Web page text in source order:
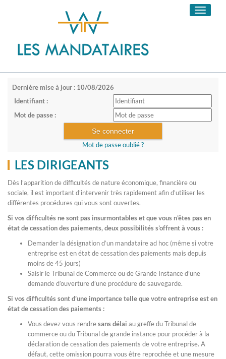
Toggle
Dernière mise à jour : 10/08/2026
Identifiant :
Mot de passe :
Mot de passe oublié ?
LES DIRIGEANTS
Dès l’apparition de difficultés de nature économique, financière ou
sociale, il est important d’intervenir très rapidement afin d’utiliser les
différentes procédures qui vous sont ouvertes.
Si vos difficultés ne sont pas insurmontables et que vous n’êtes pas en
état de cessation des paiements, deux possibilités s’offrent à vous :
Demander la désignation d’un mandataire ad hoc (même si votre
entreprise est en état de cessation des paiements mais depuis
moins de 45 jours)
Saisir le Tribunal de Commerce ou de Grande Instance d’une
demande d’ouverture d’une procédure de sauvegarde.
Si vos difficultés sont d’une importance telle que votre entreprise est en
état de cessation des paiements :
Vous devez vous rendresans délai au greffe du Tribunal de
commerce ou du Tribunal de grande instance pour procéder à la
déclaration de cessation des paiements de votre entreprise. A
défaut, cette omission pourra vous être reprochée et une mesure